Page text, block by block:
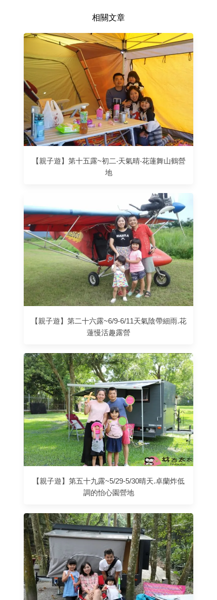
相關文章
【親子遊】第十五露~初二‧天氣晴‧花蓮舞山鶴營
地
【親子遊】第二十六露~6/9-6/11天氣陰帶細雨.花
蓮慢活趣露營
【親子遊】第五十九露~5/29-5/30晴天.卓蘭炸低
調的怡心園營地